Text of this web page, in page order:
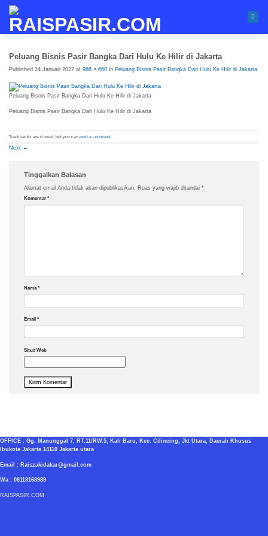
content
Peluang Bisnis Pasir Bangka Dari Hulu Ke Hilir di Jakarta
Published 24 Januari 2022 at 986 × 660 in Peluang Bisnis Pasir Bangka Dari Hulu Ke Hilir di Jakarta
Peluang Bisnis Pasir Bangka Dari Hulu Ke Hilir di Jakarta
Peluang Bisnis Pasir Bangka Dari Hulu Ke Hilir di Jakarta
Trackbacks are closed, but you can post a comment.
Next →
Tinggalkan Balasan
Alamat email Anda tidak akan dipublikasikan. Ruas yang wajib ditandai *
Komentar *
Nama*
Email *
Situs Web
OFFICE : Gg. Manunggal 7, RT.11/RW.5, Kali Baru, Kec. Cilincing, Jkt Utara, Daerah Khusus
Ibukota Jakarta 14110 Jakarta utara
Email : Raiszakidakar@gmail.com
Wa : 08118168989
RAISPASIR.COM